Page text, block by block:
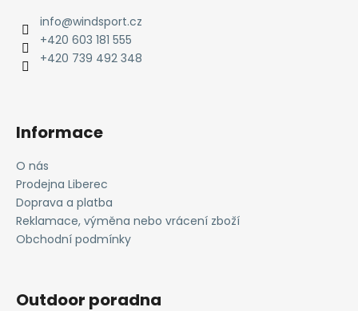
info@windsport.cz
+420 603 181 555
+420 739 492 348
Informace
O nás
Prodejna Liberec
Doprava a platba
Reklamace, výměna nebo vrácení zboží
Obchodní podmínky
Outdoor poradna